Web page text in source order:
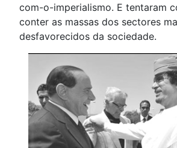
com-o-imperialismo. E tentaram
conter as massas dos sectores
desfavorecidos da sociedade.